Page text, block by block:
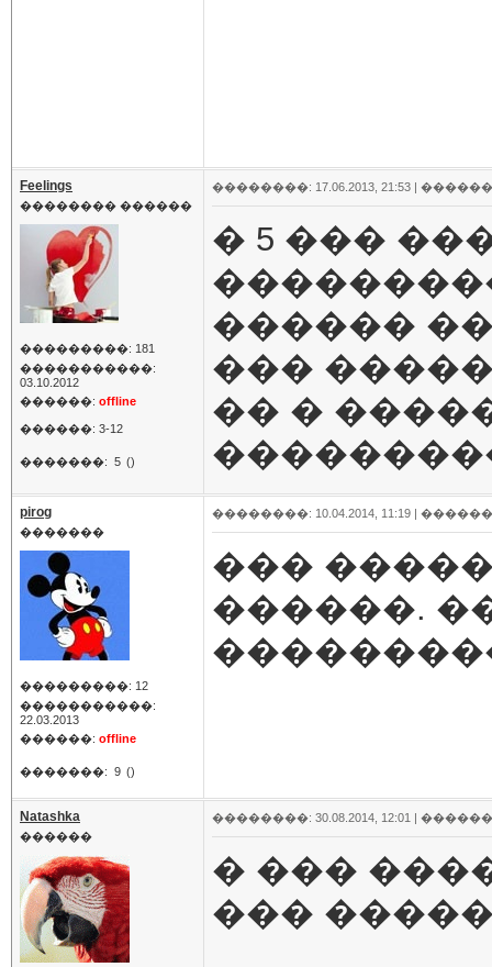
Feelings
�������� ������
���������: 181
�����������:
03.10.2012
������: offline
������: 3-12
�������: 5 ()
��������: 17.06.2013, 21:53 |
� 5 ���
������
���
�� �
pirog
�������
���������: 12
�����������:
22.03.2013
������: offline
�������: 9 ()
��������: 10.04.2014, 11:19 |
���
������.
Natashka
������
��������: 30.08.2014, 12:01 |
� ���
���